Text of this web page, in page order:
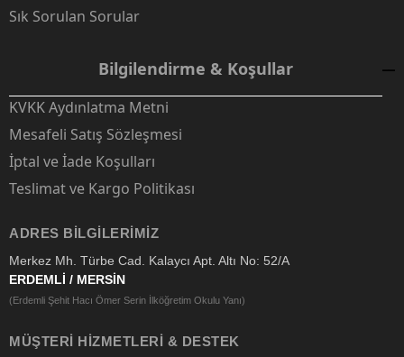
Sık Sorulan Sorular
Bilgilendirme & Koşullar
KVKK Aydınlatma Metni
Mesafeli Satış Sözleşmesi
İptal ve İade Koşulları
Teslimat ve Kargo Politikası
ADRES BILGILERIMIZ
Merkez Mh. Türbe Cad. Kalaycı Apt. Altı No: 52/A
ERDEMLİ / MERSİN
(Erdemli Şehit Hacı Ömer Serin İlköğretim Okulu Yanı)
MÜŞTERI HIZMETLERI & DESTEK